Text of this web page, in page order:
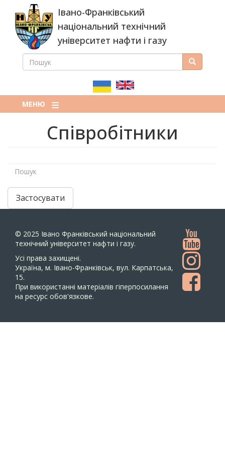
основного
вмісту
Івано-Франківський
національний технічний
університет нафти і газу
ПОШУКОВА
ПОШУК Пошук
МЕНЮ
Співробітники
Застосувати
© 2025 Івано Франківський національний
технічний університет нафти і газу.
Усi права захищенi.
Україна, м. Івано-Франківськ, вул. Карпатська,
15.
При використанні матеріалів гіперпосилання
на ресурс обов'язкове.